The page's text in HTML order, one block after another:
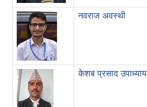
नवराज अवस्थी
केशब प्रसाद उपाध्याय